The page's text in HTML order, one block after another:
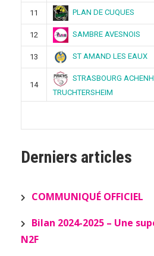
11 PLAN DE CUQUES
12 SAMBRE AVESNOIS
13 ST AMAND LES EAUX
14
STRASBOURG
TRUCHTERSHEIM
Derniers articles
COMMUNIQUÉ OFFICIEL
Bilan 2024-2025 – Une
N2F